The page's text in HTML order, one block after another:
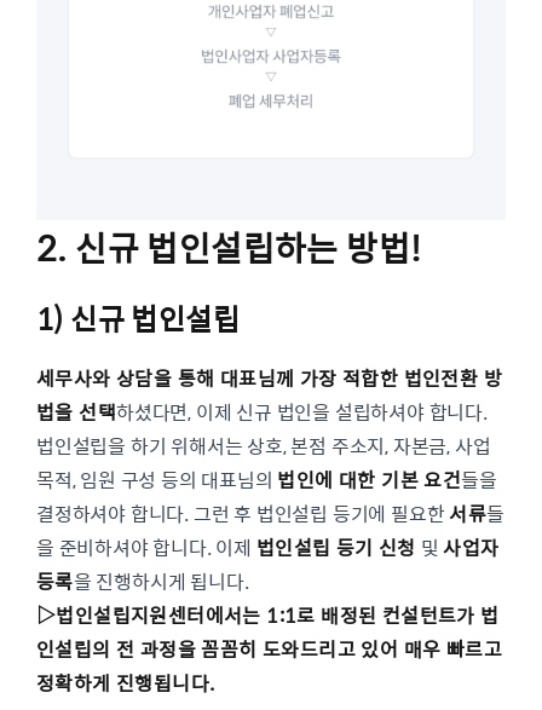
2. 신규 법인설립하는 방법!
1) 신규 법인설립
세무사와 상담을 통해 대표님께 가장 적합한 법인전환 방
법을 선택하셨다면, 이제 신규 법인을 설립하셔야 합니다.
법인설립을 하기 위해서는 상호, 본점 주소지, 자본금, 사업
목적, 임원 구성 등의 대표님의 법인에 대한 기본 요건들을
결정하셔야 합니다. 그런 후 법인설립 등기에 필요한 서류들
을 준비하셔야 합니다. 이제 법인설립 등기 신청 및사업자
등록을 진행하시게 됩니다.
▷법인설립지원센터에서는 1:1로 배정된 컨설턴트가 법
인설립의 전 과정을 꼼꼼히 도와드리고 있어 매우 빠르고
정확하게 진행됩니다.